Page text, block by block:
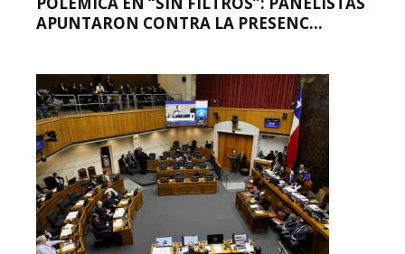
APUNTARON CONTRA LA PRESENC...